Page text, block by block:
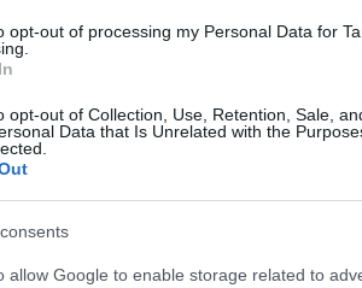
opt-out of processing my Personal Data for
opt-out of Collection, Use, Retention, Sale,
Data that Is Unrelated with the
allow Google to enable storage related to
spekuláció után érdekes látni, hogy az
értelmezhető, sőt, valamennyire
nem forradalmasít sem műfajt, sem
Egy sci-fi. Egy melodráma.
tematikákkal. A keverék érdekes,
az első bekezdésben Nolanról